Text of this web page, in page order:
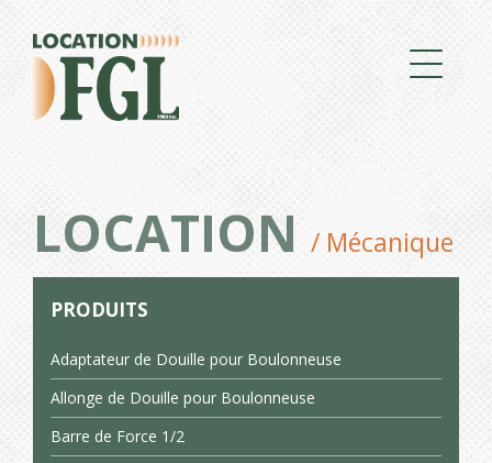
LOCATION / Mécanique
PRODUITS
Adaptateur de Douille pour Boulonneuse
Allonge de Douille pour Boulonneuse
Barre de Force 1/2